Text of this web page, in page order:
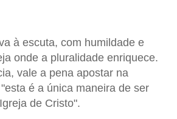
à escuta, com humildade e
onde a pluralidade enriquece.
vale a pena apostar na
é a única maneira de ser
de Cristo".